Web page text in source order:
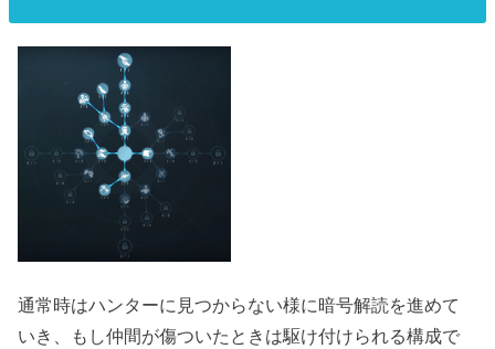
通常時はハンターに見つからない様に暗号解読を進めて
いき、もし仲間が傷ついたときは駆け付けられる構成で